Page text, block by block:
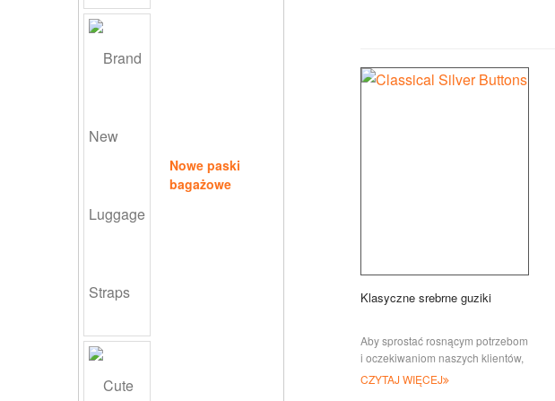
Nowe paski
bagażowe
Klasyczne srebrne guziki
Aby sprostać rosnącym potrzebom
i oczekiwaniom naszych klientów,
JIAN coraz częściej angażuje się
w dostarczanie srebra klasy
CZYTAJ WIĘCEJ